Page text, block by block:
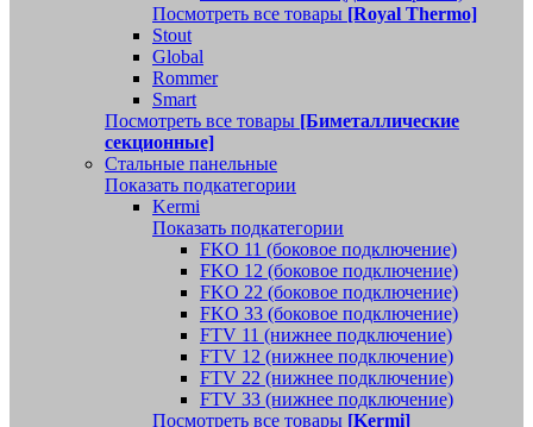
Посмотреть все товары [Royal Thermo]
Stout
Global
Rommer
Smart
Посмотреть все товары [Биметаллические
секционные]
Стальные панельные
Показать подкатегории
Kermi
Показать подкатегории
FKO 11 (боковое подключение)
FKO 12 (боковое подключение)
FKO 22 (боковое подключение)
FKO 33 (боковое подключение)
FTV 11 (нижнее подключение)
FTV 12 (нижнее подключение)
FTV 22 (нижнее подключение)
FTV 33 (нижнее подключение)
Посмотреть все товары [Kermi]